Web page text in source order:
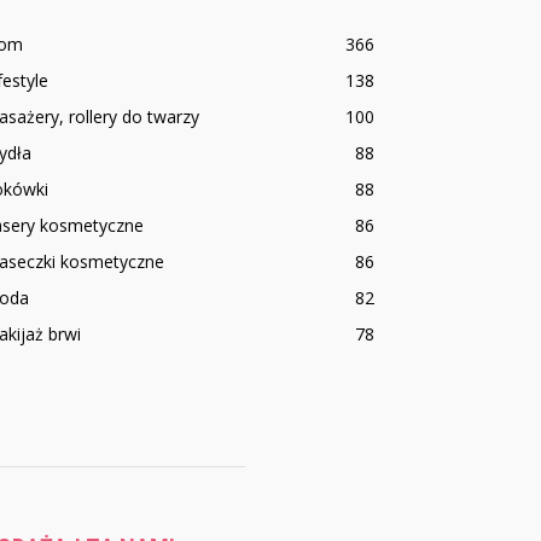
366
138
rollery do twarzy
100
88
88
kosmetyczne
86
kosmetyczne
86
82
brwi
78